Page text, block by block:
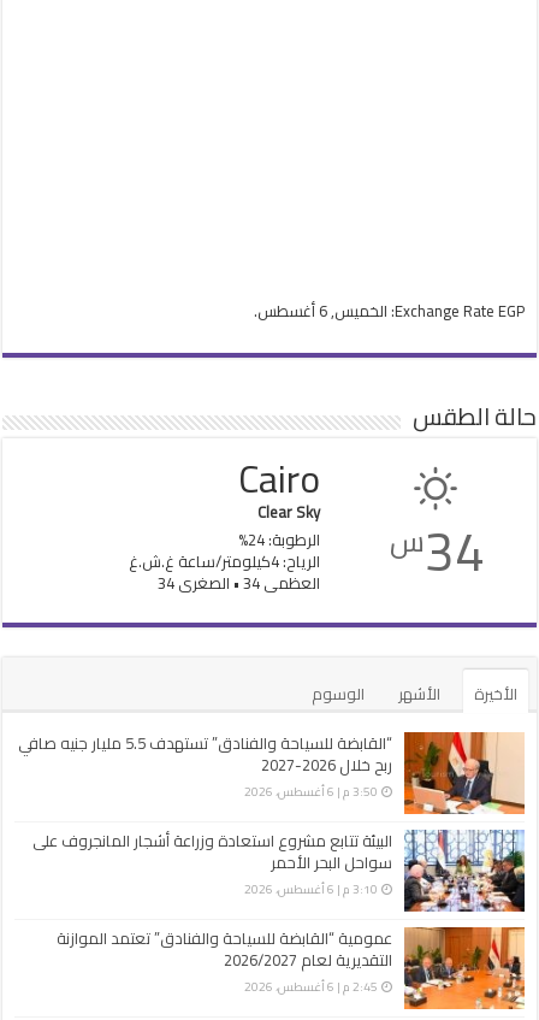
Exchange Rate EGP : الخميس, 6 أغسطس.
حالة الطقس
34س
Cairo
Clear Sky
الرطوبة: 24%
الرياح: 4كيلومتر/ساعة غ.ش.غ
العظمى 34 • الصغرى 34
الأخيرة الأشهر
الوسوم
“القابضة للسياحة والفنادق” تستهدف 5.5 مليار جنيه صافي
ربح خلال 2026-2027
3:50 م | 6 أغسطس، 2026
البيئة تتابع مشروع استعادة وزراعة أشجار المانجروف على
سواحل البحر الأحمر
3:10 م | 6 أغسطس، 2026
عمومية “القابضة للسياحة والفنادق” تعتمد الموازنة
التقديرية لعام 2026/2027
2:45 م | 6 أغسطس، 2026